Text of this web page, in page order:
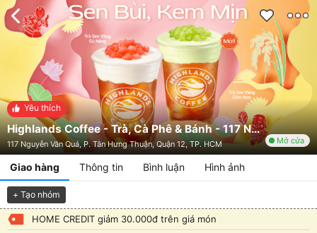
Yêu thích
Highlands Coffee - Trà, Cà Phê & Bánh - 117 Nguyễn Văn Quá
117 Nguyễn Văn Quá, P. Tân Hưng Thuận, Quận 12, TP. HCM Mở cửa
Giao hàng Thông tin Bình luận Hình ảnh
+ Tạo nhóm
HOME CREDIT giảm 30.000đ trên giá món